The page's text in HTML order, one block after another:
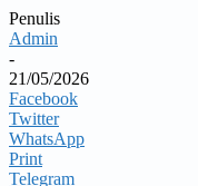
Penulis
Admin
-
21/05/2026
Facebook
Twitter
WhatsApp
Print
Telegram